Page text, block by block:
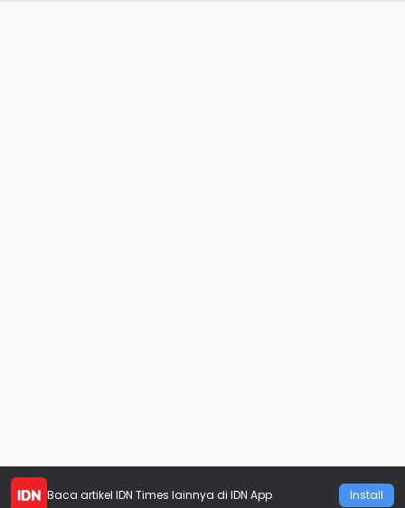
Baca artikel IDN Times lainnya di IDN App Install